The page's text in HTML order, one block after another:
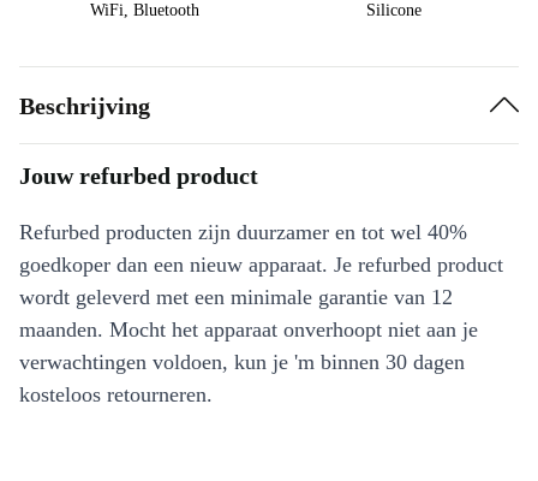
WiFi, Bluetooth
Silicone
Beschrijving
Jouw refurbed product
Refurbed producten zijn duurzamer en tot wel 40%
goedkoper dan een nieuw apparaat. Je refurbed product
wordt geleverd met een minimale garantie van 12
maanden. Mocht het apparaat onverhoopt niet aan je
verwachtingen voldoen, kun je 'm binnen 30 dagen
kosteloos retourneren.